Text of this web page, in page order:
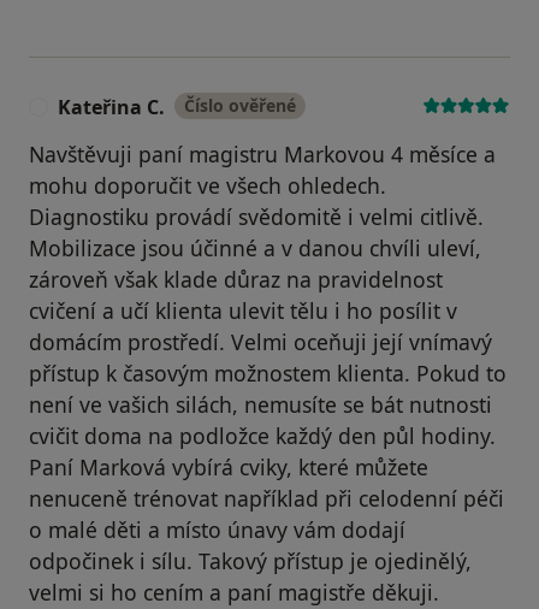
Kateřina C. Číslo ověřené
Navštěvuji paní magistru Markovou 4 měsíce a
mohu doporučit ve všech ohledech.
Diagnostiku provádí svědomitě i velmi citlivě.
Mobilizace jsou účinné a v danou chvíli uleví,
zároveň však klade důraz na pravidelnost
cvičení a učí klienta ulevit tělu i ho posílit v
domácím prostředí. Velmi oceňuji její vnímavý
přístup k časovým možnostem klienta. Pokud to
není ve vašich silách, nemusíte se bát nutnosti
cvičit doma na podložce každý den půl hodiny.
Paní Marková vybírá cviky, které můžete
nenuceně trénovat například při celodenní péči
o malé děti a místo únavy vám dodají
odpočinek i sílu. Takový přístup je ojedinělý,
velmi si ho cením a paní magistře děkuji.